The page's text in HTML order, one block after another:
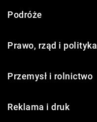
Podróże
Prawo, rząd i polityka
Przemysł i rolnictwo
Reklama i druk